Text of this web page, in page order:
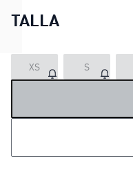
TALLA
XS S